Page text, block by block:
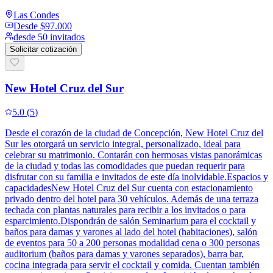
Las Condes
Desde $97.000
desde 50 invitados
Solicitar cotización
New Hotel Cruz del Sur
5.0 (5)
Desde el corazón de la ciudad de Concepción, New Hotel Cruz del
Sur les otorgará un servicio integral, personalizado, ideal para
celebrar su matrimonio. Contarán con hermosas vistas panorámicas
de la ciudad y todas las comodidades que puedan requerir para
disfrutar con su familia e invitados de este día inolvidable.Espacios y
capacidadesNew Hotel Cruz del Sur cuenta con estacionamiento
privado dentro del hotel para 30 vehículos. Además de una terraza
techada con plantas naturales para recibir a los invitados o para
esparcimiento.Dispondrán de salón Seminarium para el cocktail y
baños para damas y varones al lado del hotel (habitaciones), salón
de eventos para 50 a 200 personas modalidad cena o 300 personas
auditorium (baños para damas y varones separados), barra bar,
cocina integrada para servir el cocktail y comida. Cuentan también